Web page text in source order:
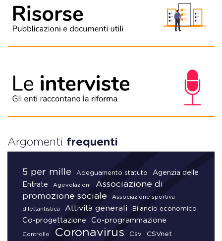
Argomenti frequenti
5 per mille Adeguamento statuto
Agenzia delle
Entrate
Agevolazioni
Associazione di
promozione sociale
Associazione sportiva
dilettantistica Attività generali Bilancio economico
Co-progettazione Co-programmazione
Controllo Coronavirus Csv CSVnet